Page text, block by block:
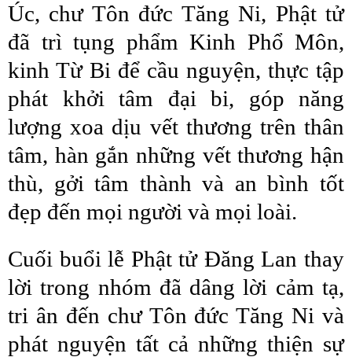
Úc, chư Tôn đức Tăng Ni, Phật tử
đã trì tụng phẩm Kinh Phổ Môn,
kinh Từ Bi để cầu nguyện, thực tập
phát khởi tâm đại bi, góp năng
lượng xoa dịu vết thương trên thân
tâm, hàn gắn những vết thương hận
thù, gởi tâm thành và an bình tốt
đẹp đến mọi người và mọi loài.
Cuối buổi lễ Phật tử Đăng Lan thay
lời trong nhóm đã dâng lời cảm tạ,
tri ân đến chư Tôn đức Tăng Ni và
phát nguyện tất cả những thiện sự